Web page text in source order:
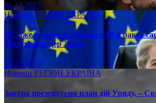
08.17.2025
НовиниРЕГІОН УКРАЇНА
ЄС вже у вересні ухвалить 19-й ракет
Урсула фон дер Ляєн
08.17.2025
Новини РЕГІОН УКРАЇНА
Завтра презентуємо план дій Уряду, –